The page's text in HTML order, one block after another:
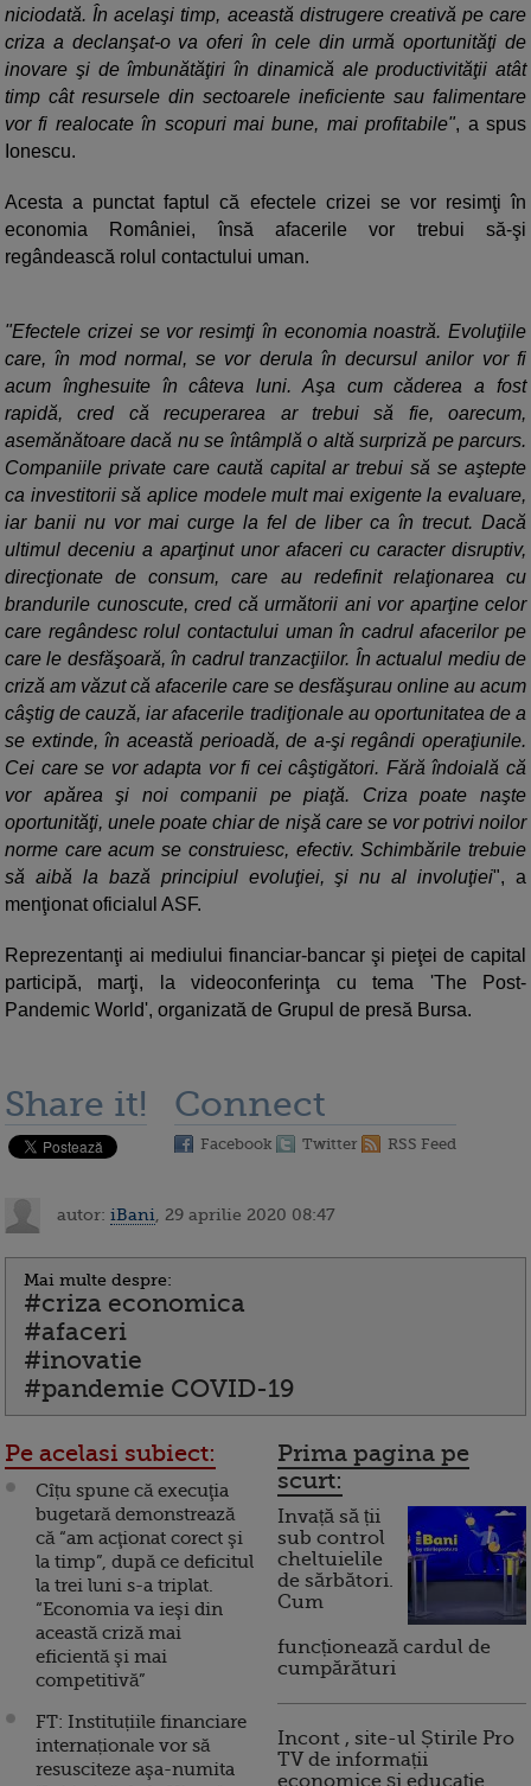
niciodată. În acelaşi timp, această distrugere creativă pe care
criza a declanşat-o va oferi în cele din urmă oportunităţi de
inovare şi de îmbunătăţiri în dinamică ale productivităţii atât
timp cât resursele din sectoarele ineficiente sau falimentare
vor fi realocate în scopuri mai bune, mai profitabile", a spus
Ionescu.
Acesta a punctat faptul că efectele crizei se vor resimţi în
economia României, însă afacerile vor trebui să-şi
regândească rolul contactului uman.
"Efectele crizei se vor resimţi în economia noastră. Evoluţiile
care, în mod normal, se vor derula în decursul anilor vor fi
acum înghesuite în câteva luni. Aşa cum căderea a fost
rapidă, cred că recuperarea ar trebui să fie, oarecum,
asemănătoare dacă nu se întâmplă o altă surpriză pe parcurs.
Companiile private care caută capital ar trebui să se aştepte
ca investitorii să aplice modele mult mai exigente la evaluare,
iar banii nu vor mai curge la fel de liber ca în trecut. Dacă
ultimul deceniu a aparţinut unor afaceri cu caracter disruptiv,
direcţionate de consum, care au redefinit relaţionarea cu
brandurile cunoscute, cred că următorii ani vor aparţine celor
care regândesc rolul contactului uman în cadrul afacerilor pe
care le desfăşoară, în cadrul tranzacţiilor. În actualul mediu de
criză am văzut că afacerile care se desfăşurau online au acum
câştig de cauză, iar afacerile tradiţionale au oportunitatea de a
se extinde, în această perioadă, de a-şi regândi operaţiunile.
Cei care se vor adapta vor fi cei câştigători. Fără îndoială că
vor apărea şi noi companii pe piaţă. Criza poate naşte
oportunităţi, unele poate chiar de nişă care se vor potrivi noilor
norme care acum se construiesc, efectiv. Schimbările trebuie
să aibă la bază principiul evoluţiei, şi nu al involuţiei", a
menţionat oficialul ASF.
Reprezentanţi ai mediului financiar-bancar şi pieţei de capital
participă, marţi, la videoconferinţa cu tema 'The Post-
Pandemic World', organizată de Grupul de presă Bursa.
Share it! Connect
Facebook Twitter RSS Feed
autor: iBani , 29 aprilie 2020 08:47
Mai multe despre:
#criza economica
#afaceri
#inovatie
#pandemie COVID-19
Pe acelasi subiect:
Cîțu spune că execuţia
bugetară demonstrează
că “am acţionat corect şi
la timp”, după ce deficitul
la trei luni s-a triplat.
“Economia va ieşi din
această criză mai
eficientă şi mai
competitivă”
FT: Instituțiile financiare
internaționale vor să
resusciteze aşa-numita
Prima pagina pe
scurt:
Invață să ții
sub control
cheltuielile
de sărbători.
Cum
funcționează cardul de
cumpărături
Incont , site-ul Știrile Pro
TV de informații
economice și educație